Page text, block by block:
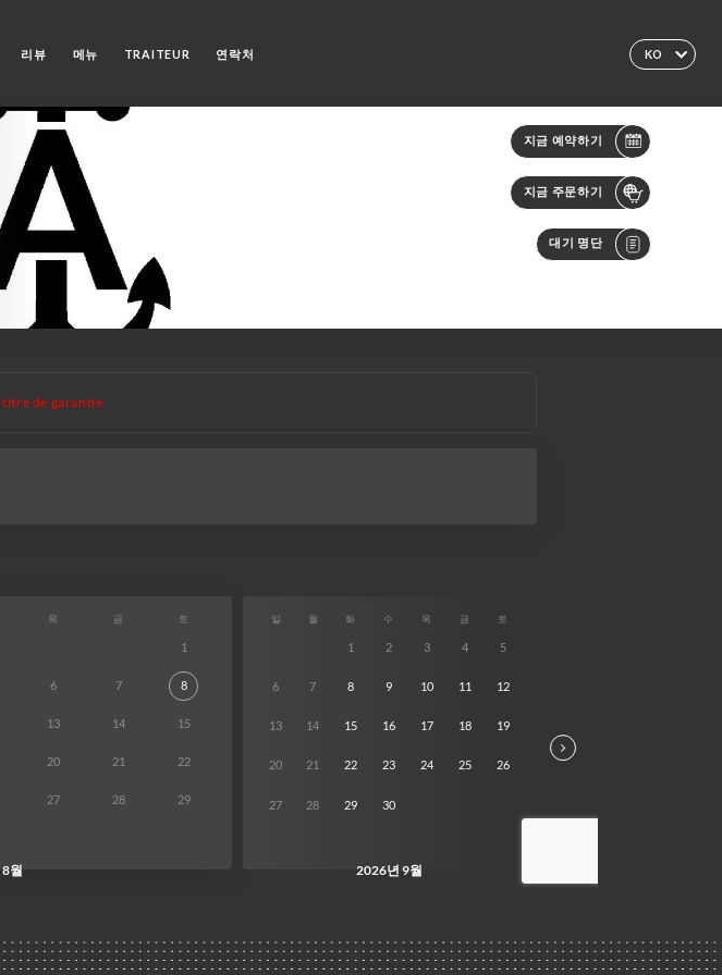
KO
리뷰 메뉴 TRAITEUR 연락처
지금 예약하기
지금 주문하기
대기 명단